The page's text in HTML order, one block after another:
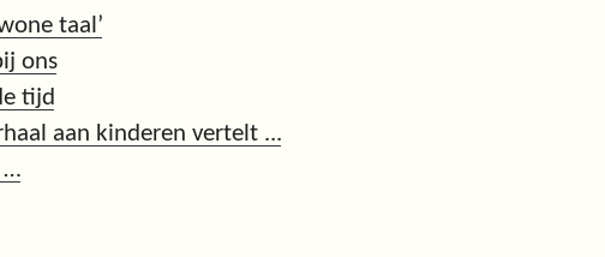
taal’
ons
tijd
aan kinderen vertelt ...
…